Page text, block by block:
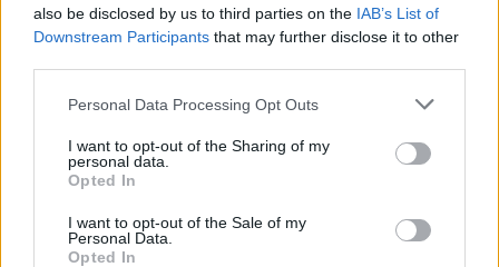
also be disclosed by us to third parties on the IAB’s List of
Downstream Participants that may further disclose it to other
Please note that this website/app uses one or more Google
not limited to your visit or usage behaviour. You may click to
grant or deny consent to Google and its third-party tags to
use your data for below specified purposes in below Google
consent section.
Personal Data Processing Opt Outs
I want to opt-out of the Sharing of my
personal data.
Opted In
I want to opt-out of the Sale of my
Personal Data.
Opted In
Követem
NYERŐ PÁROS
EXKLUZÍV INTERJÚ # SZÉCSI DEBÓRA REALITY
EXTRA VIDEÓK